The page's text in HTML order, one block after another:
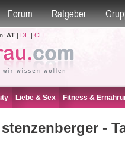
Forum Ratgeber
AT| DE| CH
Liebe & Sex Fitness &
-